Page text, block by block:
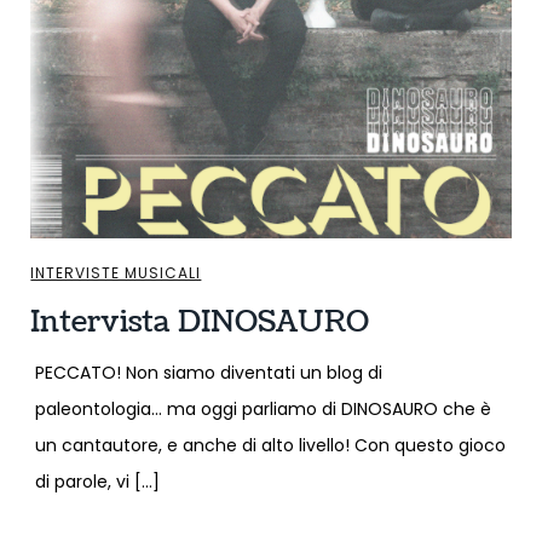
INTERVISTE MUSICALI
Intervista DINOSAURO
PECCATO! Non siamo diventati un blog di
paleontologia… ma oggi parliamo di DINOSAURO che è
un cantautore, e anche di alto livello! Con questo gioco
di parole, vi […]